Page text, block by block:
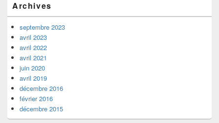
Archives
septembre 2023
avril 2023
avril 2022
avril 2021
juin 2020
avril 2019
décembre 2016
février 2016
décembre 2015